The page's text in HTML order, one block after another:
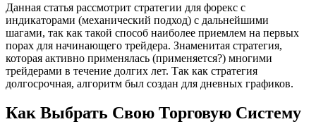
Данная статья рассмотрит стратегии для форекс с
индикаторами (механический подход) с дальнейшими
шагами, так как такой способ наиболее приемлем на первых
порах для начинающего трейдера. Знаменитая стратегия,
которая активно применялась (применяется?) многими
трейдерами в течение долгих лет. Так как стратегия
долгосрочная, алгоритм был создан для дневных графиков.
Как Выбрать Свою Торговую Систему